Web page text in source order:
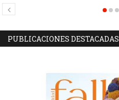
Mercat
PUBLICACIONES DESTACADAS